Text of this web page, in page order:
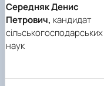
Середняк Денис
Петрович, кандидат
сільськогосподарських
наук